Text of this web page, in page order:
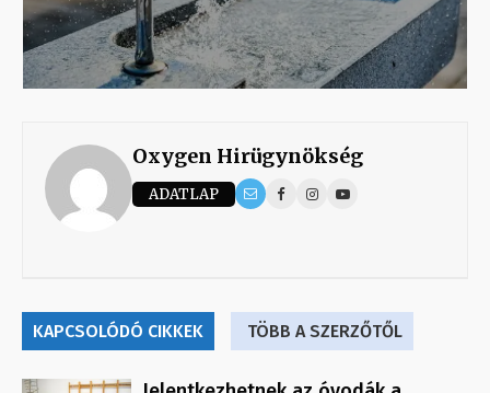
Oxygen Hirügynökség
ADATLAP
KAPCSOLÓDÓ CIKKEK TÖBB A SZERZŐTŐL